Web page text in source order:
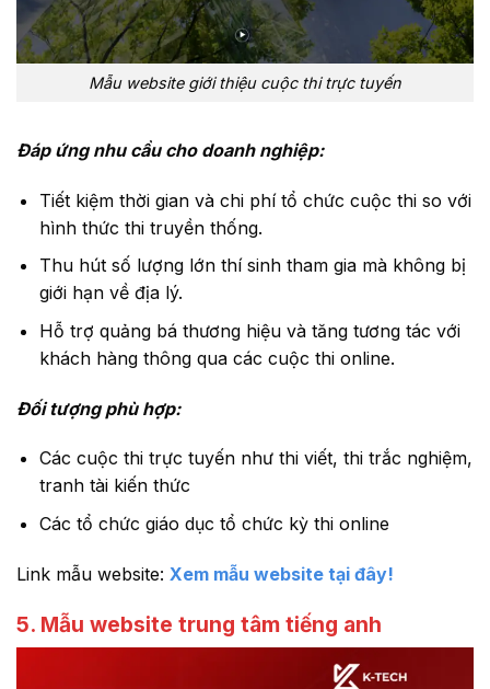
Mẫu website giới thiệu cuộc thi trực tuyến
Đáp ứng nhu cầu cho doanh nghiệp:
Tiết kiệm thời gian và chi phí tổ chức cuộc thi so với
hình thức thi truyền thống.
Thu hút số lượng lớn thí sinh tham gia mà không bị
giới hạn về địa lý.
Hỗ trợ quảng bá thương hiệu và tăng tương tác với
khách hàng thông qua các cuộc thi online.
Đối tượng phù hợp:
Các cuộc thi trực tuyến như thi viết, thi trắc nghiệm,
tranh tài kiến thức
Các tổ chức giáo dục tổ chức kỳ thi online
Link mẫu website: Xem mẫu website tại đây!
5. Mẫu website trung tâm tiếng anh